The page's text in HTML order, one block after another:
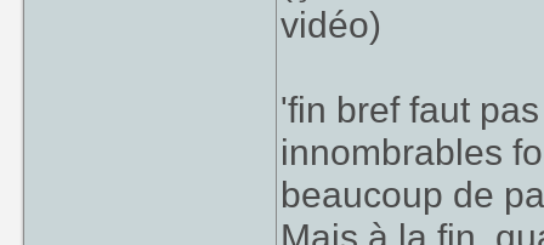
vidéo)
'fin bref faut
innombrables
beaucoup de
Mais à la fin,